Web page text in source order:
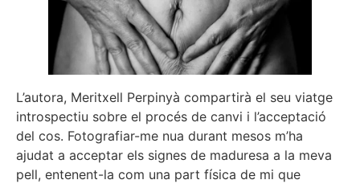
L’autora, Meritxell Perpinyà compartirà el seu viatge
introspectiu sobre el procés de canvi i l’acceptació
del cos. Fotografiar-me nua durant mesos m’ha
ajudat a acceptar els signes de maduresa a la meva
pell, entenent-la com una part física de mi que